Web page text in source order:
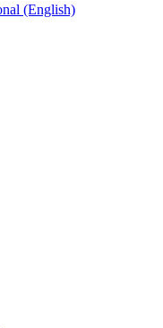
(English)